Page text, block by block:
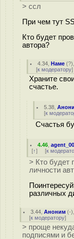
> ссл
При чем тут
Кто будет
автора?
4.34 ,Наме (?
[к модератору]
Храните
счастье.
5.38 ,
[к
Счастья
4.46 ,
[↑] [к
> Кто будет
личности
различных
3.44 ,Аноним (-
[к модератору]
> проще
подписями и